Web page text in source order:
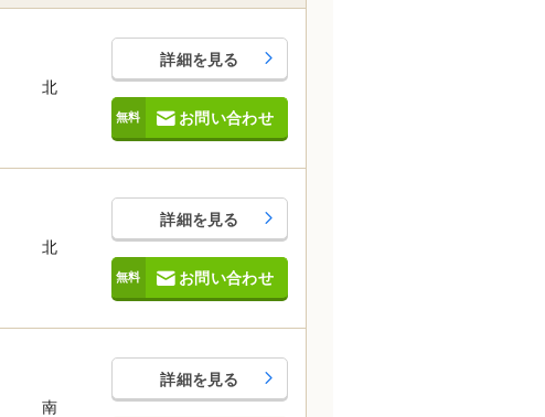
北
詳細を見る
お問い合わせ
北
詳細を見る
お問い合わせ
南
詳細を見る